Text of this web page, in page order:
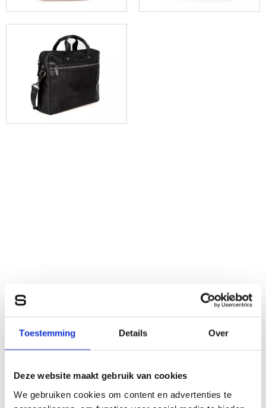
Toestemming Details Over
Deze website maakt gebruik van cookies
We gebruiken cookies om content en advertenties te